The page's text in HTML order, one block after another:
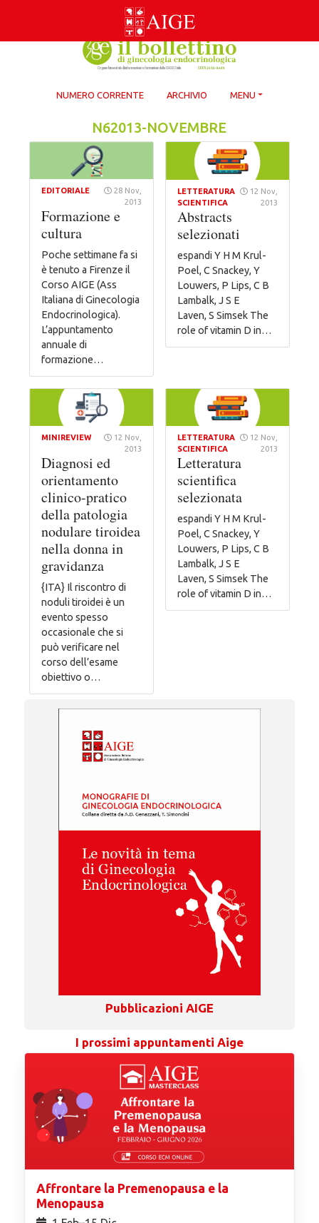
NUMERO CORRENTE ARCHIVIO MENU
N62013-NOVEMBRE
EDITORIALE
28 Nov,
2013
Formazione e
cultura
Poche settimane fa si
è tenuto a Firenze il
Corso AIGE (Ass
Italiana di Ginecologia
Endocrinologica).
L’appuntamento
annuale di
formazione…
LETTERATURA
SCIENTIFICA
12 Nov,
2013
Abstracts
selezionati
espandi Y H M Krul-
Poel, C Snackey, Y
Louwers, P Lips, C B
Lambalk, J S E
Laven, S Simsek The
role of vitamin D in…
MINIREVIEW
12 Nov,
2013
Diagnosi ed
orientamento
clinico-pratico
della patologia
nodulare tiroidea
nella donna in
gravidanza
{ITA} Il riscontro di
noduli tiroidei è un
evento spesso
occasionale che si
può verificare nel
corso dell’esame
obiettivo o…
LETTERATURA
SCIENTIFICA
12 Nov,
2013
Letteratura
scientifica
selezionata
espandi Y H M Krul-
Poel, C Snackey, Y
Louwers, P Lips, C B
Lambalk, J S E
Laven, S Simsek The
role of vitamin D in…
Pubblicazioni AIGE
I prossimi appuntamenti Aige
Affrontare la Premenopausa e la
Menopausa